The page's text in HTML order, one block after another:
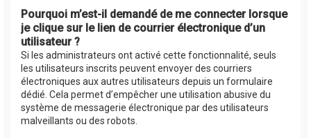
Pourquoi m’est-il demandé de me connecter lorsque
je clique sur le lien de courrier électronique d’un
utilisateur ?
Si les administrateurs ont activé cette fonctionnalité, seuls
les utilisateurs inscrits peuvent envoyer des courriers
électroniques aux autres utilisateurs depuis un formulaire
dédié. Cela permet d’empêcher une utilisation abusive du
système de messagerie électronique par des utilisateurs
malveillants ou des robots.